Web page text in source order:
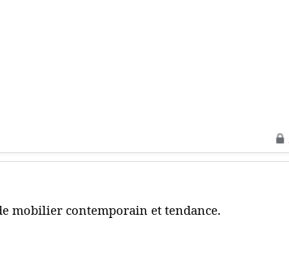
mobilier contemporain et tendance.